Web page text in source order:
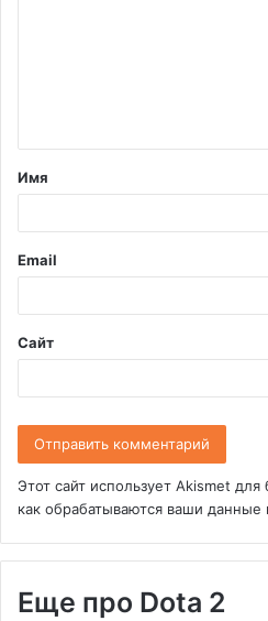
т
а
й
*
Имя
Email
Сайт
Этот сайт использует Akismet
как обрабатываются ваши
Еще про Dota 2